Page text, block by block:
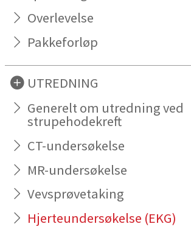
Overlevelse
Pakkeforløp
UTREDNING
Generelt om utredning ved
strupehodekreft
CT-undersøkelse
MR-undersøkelse
Vevsprøvetaking
Hjerteundersøkelse (EKG)